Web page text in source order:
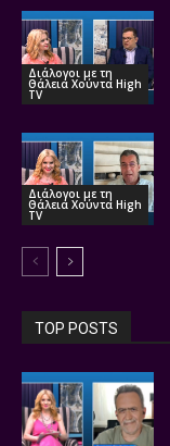
Διάλογοι με τη
Θάλεια Χούντα High
TV
Διάλογοι με τη
Θάλεια Χούντα High
TV
TOP POSTS